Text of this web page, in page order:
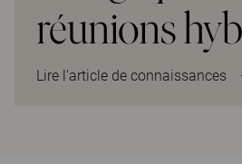
réunions
Lire l'article de connaissances